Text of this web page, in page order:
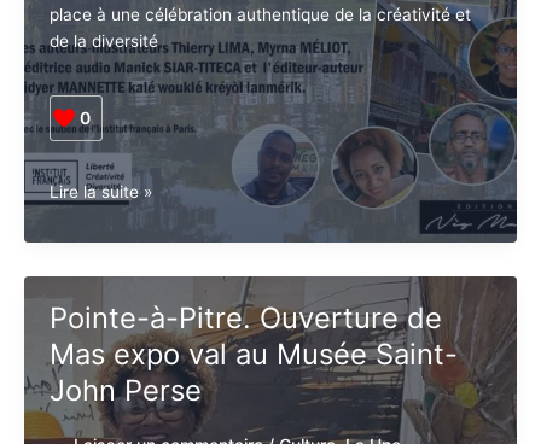
les frontières entre les disciplines s’estompent pour
laisser place à une célébration authentique de la
créativité et de la diversité
0
Les
Mawon
:
Un
voyage
créole
Pointe-à-Pitre. Ouverture de
Mas expo val au Musée Saint-
John Perse